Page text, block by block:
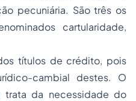
pecuniária. São três os
cartularidade,
títulos de crédito, pois
cambial destes. O
trata da necessidade do